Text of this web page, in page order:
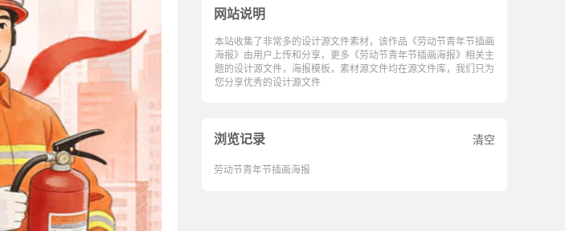
网站说明
本站收集了非常多的设计源文件素材，该作品《劳动节青年节插画
海报》由用户上传和分享，更多《劳动节青年节插画海报》相关主
题的设计源文件，海报模板，素材源文件均在源文件库，我们只为
您分享优秀的设计源文件
浏览记录 清空
劳动节青年节插画海报